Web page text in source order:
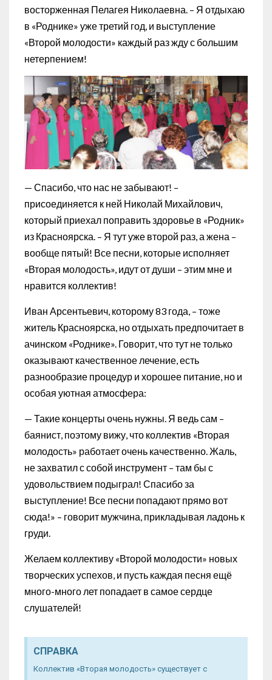
восторженная Пелагея Николаевна. – Я отдыхаю
в «Роднике» уже третий год, и выступление
«Второй молодости» каждый раз жду с большим
нетерпением!
— Спасибо, что нас не забывают! –
присоединяется к ней Николай Михайлович,
который приехал поправить здоровье в «Родник»
из Красноярска. – Я тут уже второй раз, а жена –
вообще пятый! Все песни, которые исполняет
«Вторая молодость», идут от души – этим мне и
нравится коллектив!
Иван Арсентьевич, которому 83 года, – тоже
житель Красноярска, но отдыхать предпочитает в
ачинском «Роднике». Говорит, что тут не только
оказывают качественное лечение, есть
разнообразие процедур и хорошее питание, но и
особая уютная атмосфера:
— Такие концерты очень нужны. Я ведь сам –
баянист, поэтому вижу, что коллектив «Вторая
молодость» работает очень качественно. Жаль,
не захватил с собой инструмент – там бы с
удовольствием подыграл! Спасибо за
выступление! Все песни попадают прямо вот
сюда!» – говорит мужчина, прикладывая ладонь к
груди.
Желаем коллективу «Второй молодости» новых
творческих успехов, и пусть каждая песня ещё
много-много лет попадает в самое сердце
слушателей!
СПРАВКА
Коллектив «Вторая молодость» существует с